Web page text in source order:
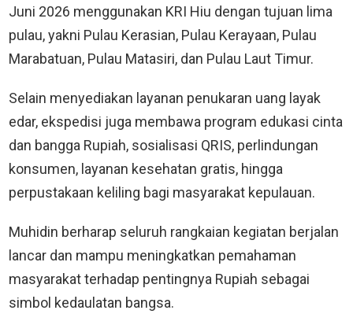
Juni 2026 menggunakan KRI Hiu dengan tujuan lima
pulau, yakni Pulau Kerasian, Pulau Kerayaan, Pulau
Marabatuan, Pulau Matasiri, dan Pulau Laut Timur.
Selain menyediakan layanan penukaran uang layak
edar, ekspedisi juga membawa program edukasi cinta
dan bangga Rupiah, sosialisasi QRIS, perlindungan
konsumen, layanan kesehatan gratis, hingga
perpustakaan keliling bagi masyarakat kepulauan.
Muhidin berharap seluruh rangkaian kegiatan berjalan
lancar dan mampu meningkatkan pemahaman
masyarakat terhadap pentingnya Rupiah sebagai
simbol kedaulatan bangsa.